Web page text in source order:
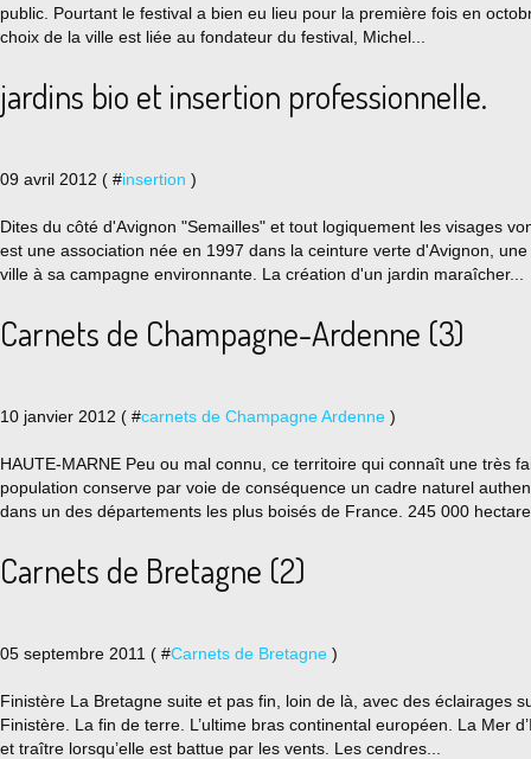
public. Pourtant le festival a bien eu lieu pour la première fois en
choix de la ville est liée au fondateur du festival, Michel...
jardins bio et insertion professionnelle.
09 avril 2012 ( #insertion )
Dites du côté d'Avignon "Semailles" et tout logiquement les visages
est une association née en 1997 dans la ceinture verte d'Avignon,
ville à sa campagne environnante. La création d'un jardin maraîcher...
Carnets de Champagne-Ardenne (3)
10 janvier 2012 ( #carnets de Champagne Ardenne )
HAUTE-MARNE Peu ou mal connu, ce territoire qui connaît une très
population conserve par voie de conséquence un cadre naturel
dans un des départements les plus boisés de France. 245 000
Carnets de Bretagne (2)
05 septembre 2011 ( #Carnets de Bretagne )
Finistère La Bretagne suite et pas fin, loin de là, avec des éclairages
Finistère. La fin de terre. L’ultime bras continental européen. La Mer
et traître lorsqu’elle est battue par les vents. Les cendres...